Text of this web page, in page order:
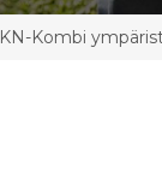
KN-Kombi